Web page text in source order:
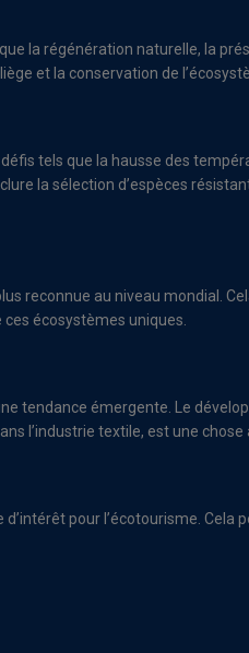
la régénération naturelle, la
et la conservation de
tels que la hausse des
la sélection d’espèces
reconnue au niveau mondial.
écosystèmes uniques.
tendance émergente. Le
l’industrie textile, est une
pour l’écotourisme.